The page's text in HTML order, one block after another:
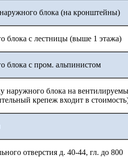
блока (на кронштейны)
блока с лестницы (выше 1 этажа)
блока с пром. альпинистом
наружного блока на
крепеж входит в
отверстия д. 40-44, гл. до 800